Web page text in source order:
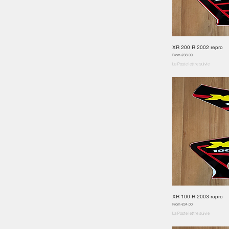
Quick
XR 200 R 2002 repro
From €38.00
Sale Price
La Poste lettre suivie
Quick
XR 100 R 2003 repro
From €34.00
Sale Price
La Poste lettre suivie